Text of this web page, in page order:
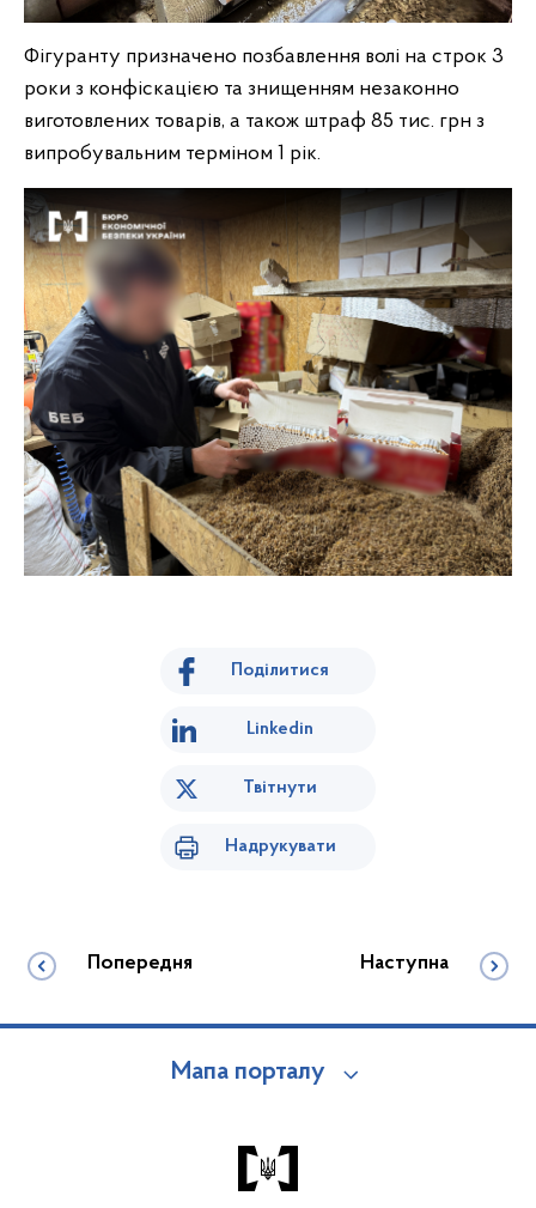
Фігуранту призначено позбавлення волі на строк 3
роки з конфіскацією та знищенням незаконно
виготовлених товарів, а також штраф 85 тис. грн з
випробувальним терміном 1 рік.
Поділитися
Linkedin
Твітнути
Надрукувати
Попередня Наступна
Мапа порталу